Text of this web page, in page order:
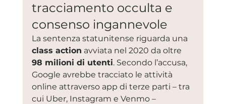
tracciamento occulta e
consenso ingannevole
La sentenza statunitense riguarda una
class action avviata nel 2020 da oltre
98 milioni di utenti. Secondo l’accusa,
Google avrebbe tracciato le attività
online attraverso app di terze parti – tra
cui Uber, Instagram e Venmo –